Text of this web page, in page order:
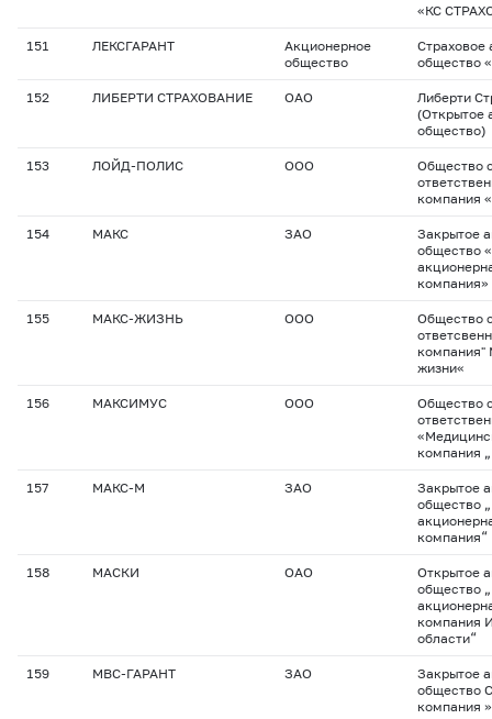
«КС
151 ЛЕКСГАРАНТ
Акционерное
общество
Cтраховое
общество
152 ЛИБЕРТИ СТРАХОВАНИЕ ОАО
Либерти
(Открытое
общество)
153 ЛОЙД-ПОЛИС ООО
Общество
компания
154 МАКС ЗАО
Закрытое
общество
компания»
155 МАКС-ЖИЗНЬ ООО
Общество
компания"
жизни«
156 МАКСИМУС ООО
Общество
компания
157 МАКС-М ЗАО
Закрытое
общество
компания“
158 МАСКИ ОАО
Открытое
общество
компания
области“
159 МВС-ГАРАНТ ЗАО
Закрытое
общество
компания